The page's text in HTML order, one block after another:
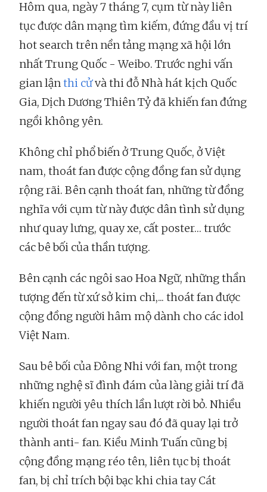
Hôm qua, ngày 7 tháng 7, cụm từ này liên
tục được dân mạng tìm kiếm, đứng đầu vị trí
hot search trên nền tảng mạng xã hội lớn
nhất Trung Quốc - Weibo. Trước nghi vấn
gian lậnthi cửvà thi đỗ Nhà hát kịch Quốc
Gia, Dịch Dương Thiên Tỷ đã khiến fan đứng
ngồi không yên.
Không chỉ phổ biến ở Trung Quốc, ở Việt
nam, thoát fan được cộng đồng fan sử dụng
rộng rãi. Bên cạnh thoát fan, những từ đồng
nghĩa với cụm từ này được dân tình sử dụng
như quay lưng, quay xe, cất poster… trước
các bê bối của thần tượng.
Bên cạnh các ngôi sao Hoa Ngữ, những thần
tượng đến từ xứ sở kim chi,... thoát fan được
cộng đồng người hâm mộ dành cho các idol
Việt Nam.
Sau bê bối của Đông Nhi với fan, một trong
những nghệ sĩ đình đám của làng giải trí đã
khiến người yêu thích lần lượt rời bỏ. Nhiều
người thoát fan ngay sau đó đã quay lại trở
thành anti- fan. Kiều Minh Tuấn cũng bị
cộng đồng mạng réo tên, liên tục bị thoát
fan, bị chỉ trích bội bạc khi chia tay Cát